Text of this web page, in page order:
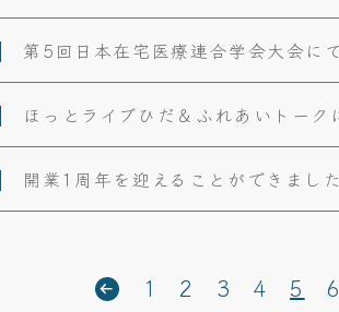
第5回日本在宅医療連合学会大会に
ほっとライブひだ＆ふれあいトーク
開業1周年を迎えることができました
1 2 3 4 5 6